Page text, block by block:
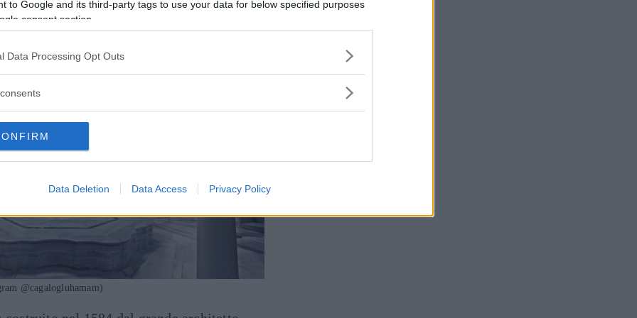
to Google and its third-party tags to use your data for below specified purposes
consent section.
Data Processing Opt Outs
Data Deletion Data Access Privacy Policy
Prezzi da 30 a 180 euro.
@cagalogluhamam)